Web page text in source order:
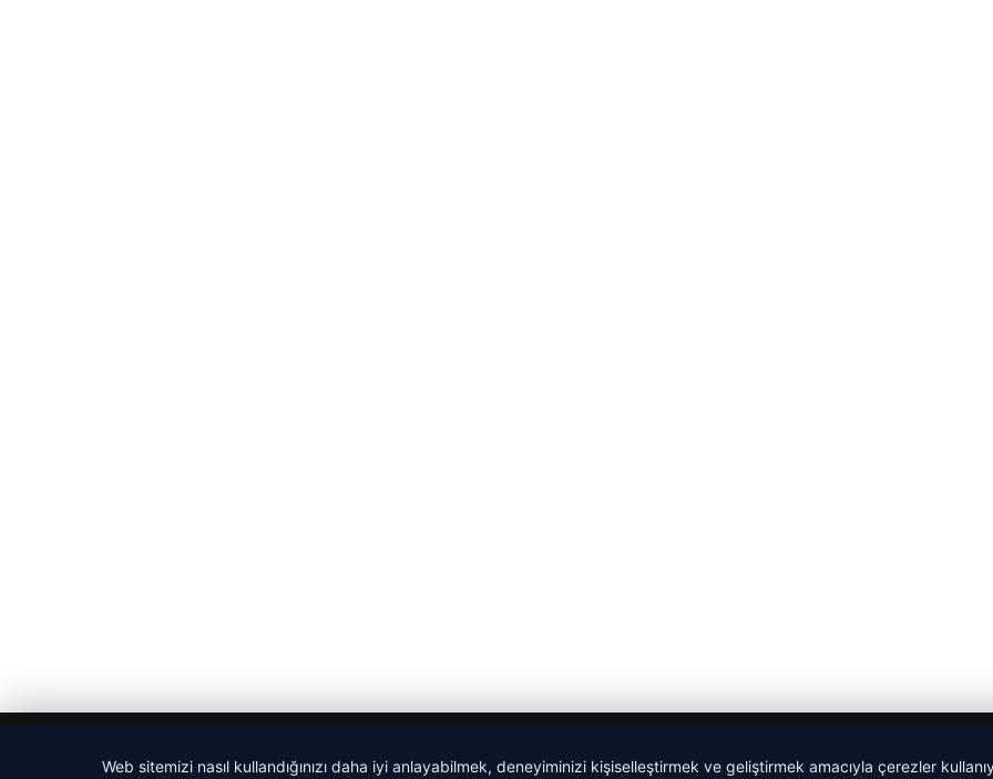
Web sitemizi nasıl kullandığınızı daha iyi anlayabilmek, deneyiminizi kişiselleştirmek ve geliştirmek amacıyla çerezler